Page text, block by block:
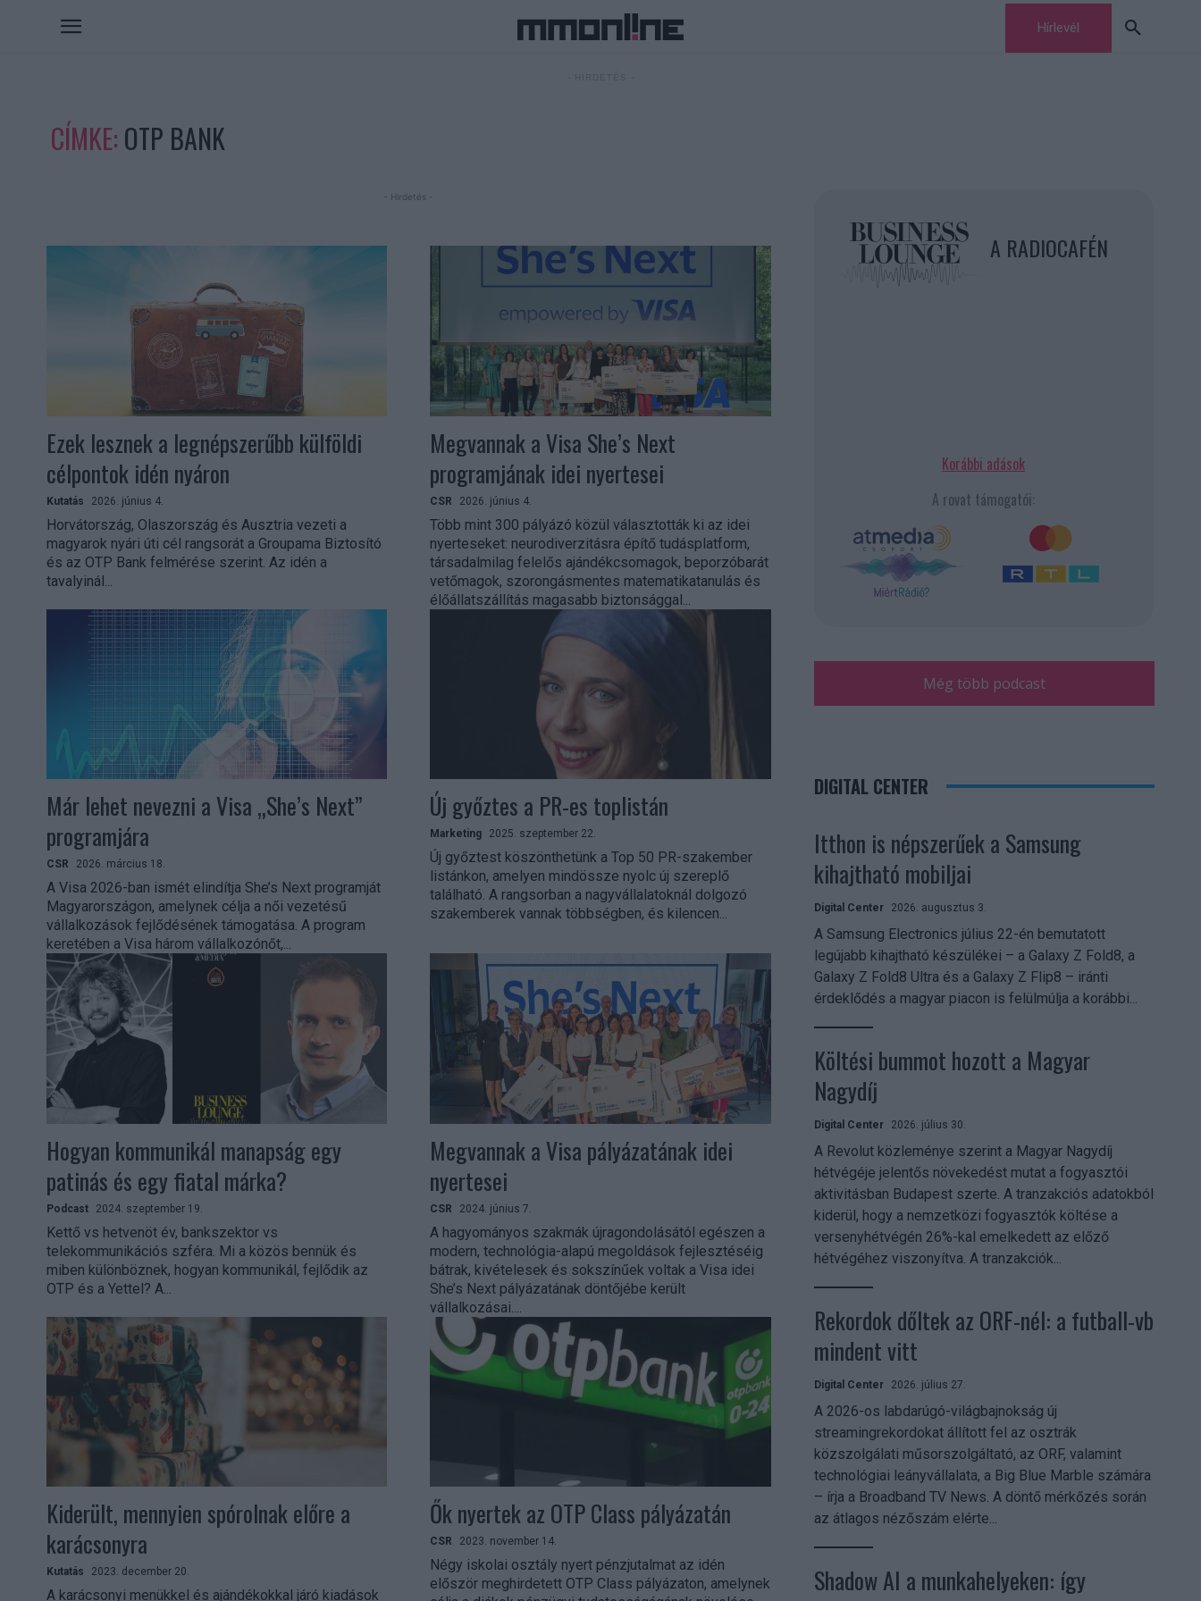
Hírlevél
CÍMKE: OTP BANK
- Hirdetés -
Ezek lesznek a legnépszerűbb külföldi
célpontok idén nyáron
Kutatás 2026. június 4.
Horvátország, Olaszország és Ausztria vezeti a
magyarok nyári úti cél rangsorát a Groupama Biztosító
és az OTP Bank felmérése szerint. Az idén a
tavalyinál...
Megvannak a Visa She’s Next
programjának idei nyertesei
CSR 2026. június 4.
Több mint 300 pályázó közül választották ki az idei
nyerteseket: neurodiverzitásra építő tudásplatform,
társadalmilag felelős ajándékcsomagok, beporzóbarát
vetőmagok, szorongásmentes matematikatanulás és
élőállatszállítás magasabb biztonsággal...
Már lehet nevezni a Visa „She’s Next”
programjára
CSR 2026. március 18.
A Visa 2026-ban ismét elindítja She’s Next programját
Magyarországon, amelynek célja a női vezetésű
vállalkozások fejlődésének támogatása. A program
keretében a Visa három vállalkozónőt,...
Új győztes a PR-es toplistán
Marketing 2025. szeptember 22.
Új győztest köszönthetünk a Top 50 PR-szakember
listánkon, amelyen mindössze nyolc új szereplő
található. A rangsorban a nagyvállalatoknál dolgozó
szakemberek vannak többségben, és kilencen...
Hogyan kommunikál manapság egy
patinás és egy fiatal márka?
Podcast 2024. szeptember 19.
Kettő vs hetvenöt év, bankszektor vs
telekommunikációs szféra. Mi a közös bennük és
miben különböznek, hogyan kommunikál, fejlődik az
OTP és a Yettel? A...
Megvannak a Visa pályázatának idei
nyertesei
CSR 2024. június 7.
A hagyományos szakmák újragondolásától egészen a
modern, technológia-alapú megoldások fejlesztéséig
bátrak, kivételesek és sokszínűek voltak a Visa idei
She’s Next pályázatának döntőjébe került
vállalkozásai....
Kiderült, mennyien spórolnak előre a
karácsonyra
Kutatás 2023. december 20.
A karácsonyi menükkel és ajándékokkal járó kiadások
Ők nyertek az OTP Class pályázatán
CSR 2023. november 14.
Négy iskolai osztály nyert pénzjutalmat az idén
először meghirdetett OTP Class pályázaton, amelynek
A RADIOCAFÉN
Korábbi adások
A rovat támogatói:
Még több podcast
DIGITAL CENTER
Itthon is népszerűek a Samsung
kihajtható mobiljai
Digital Center 2026. augusztus 3.
A Samsung Electronics július 22-én bemutatott
legújabb kihajtható készülékei – a Galaxy Z Fold8, a
Galaxy Z Fold8 Ultra és a Galaxy Z Flip8 – iránti
érdeklődés a magyar piacon is felülmúlja a korábbi...
Költési bummot hozott a Magyar
Nagydíj
Digital Center 2026. július 30.
A Revolut közleménye szerint a Magyar Nagydíj
hétvégéje jelentős növekedést mutat a fogyasztói
aktivitásban Budapest szerte. A tranzakciós adatokból
kiderül, hogy a nemzetközi fogyasztók költése a
versenyhétvégén 26%-kal emelkedett az előző
hétvégéhez viszonyítva. A tranzakciók...
Rekordok dőltek az ORF-nél: a futball-vb
mindent vitt
Digital Center 2026. július 27.
A 2026-os labdarúgó-világbajnokság új
streamingrekordokat állított fel az osztrák
közszolgálati műsorszolgáltató, az ORF, valamint
technológiai leányvállalata, a Big Blue Marble számára
– írja a Broadband TV News. A döntő mérkőzés során
az átlagos nézőszám elérte...
Shadow AI a munkahelyeken: így